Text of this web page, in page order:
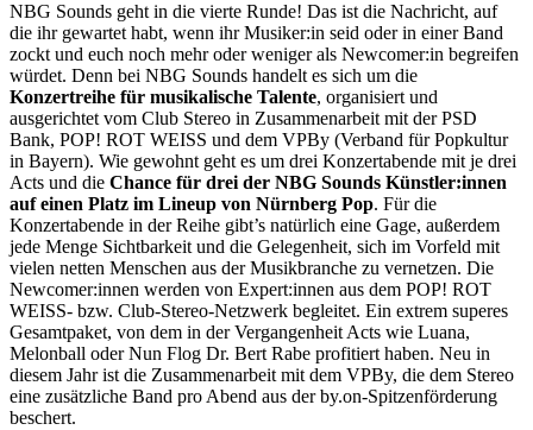
NBG Sounds geht in die vierte Runde! Das ist die Nachricht, auf
die ihr gewartet habt, wenn ihr Musiker:in seid oder in einer Band
zockt und euch noch mehr oder weniger als Newcomer:in begreifen
würdet. Denn bei NBG Sounds handelt es sich um die
Konzertreihe für musikalische Talente, organisiert und
ausgerichtet vom Club Stereo in Zusammenarbeit mit der PSD
Bank, POP! ROT WEISS und dem VPBy (Verband für Popkultur
in Bayern). Wie gewohnt geht es um drei Konzertabende mit je drei
Acts und die Chance für drei der NBG Sounds Künstler:innen
auf einen Platz im Lineup von Nürnberg Pop. Für die
Konzertabende in der Reihe gibt’s natürlich eine Gage, außerdem
jede Menge Sichtbarkeit und die Gelegenheit, sich im Vorfeld mit
vielen netten Menschen aus der Musikbranche zu vernetzen. Die
Newcomer:innen werden von Expert:innen aus dem POP! ROT
WEISS- bzw. Club-Stereo-Netzwerk begleitet. Ein extrem superes
Gesamtpaket, von dem in der Vergangenheit Acts wie Luana,
Melonball oder Nun Flog Dr. Bert Rabe profitiert haben. Neu in
diesem Jahr ist die Zusammenarbeit mit dem VPBy, die dem Stereo
eine zusätzliche Band pro Abend aus der by.on-Spitzenförderung
beschert.